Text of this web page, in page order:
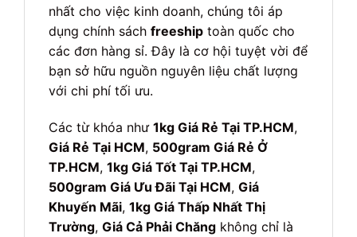
nhất cho việc kinh doanh, chúng tôi áp
dụng chính sách freeship toàn quốc cho
các đơn hàng sỉ. Đây là cơ hội tuyệt vời để
bạn sở hữu nguồn nguyên liệu chất lượng
với chi phí tối ưu.
Các từ khóa như 1kg Giá Rẻ Tại TP.HCM,
Giá Rẻ Tại HCM, 500gram Giá Rẻ Ở
TP.HCM, 1kg Giá Tốt Tại TP.HCM,
500gram Giá Ưu Đãi Tại HCM, Giá
Khuyến Mãi, 1kg Giá Thấp Nhất Thị
Trường, Giá Cả Phải Chăng không chỉ là